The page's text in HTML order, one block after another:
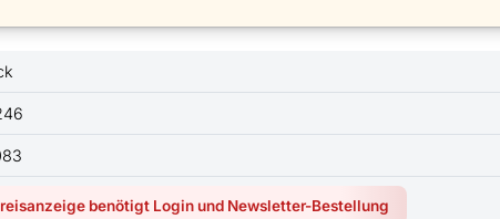
benötigt Login und Newsletter-Bestellung